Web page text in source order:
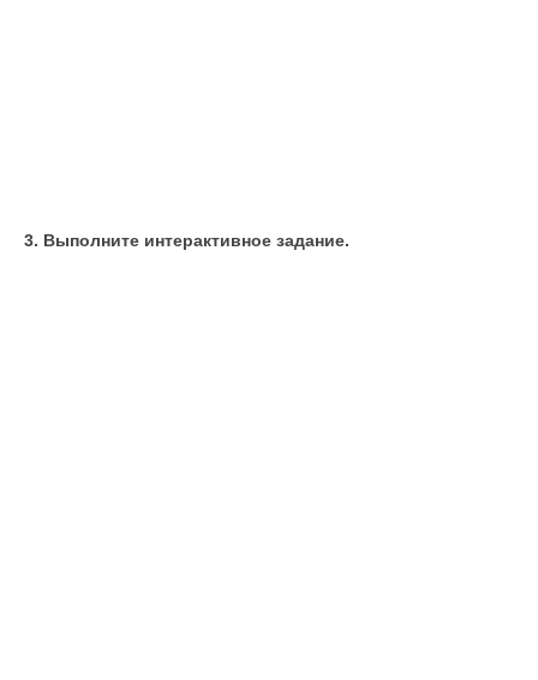
3. Выполните интерактивное задание.